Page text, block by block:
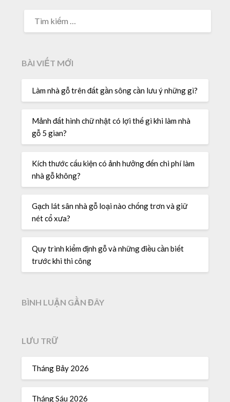
KIẾM
BÀI VIẾT MỚI
Làm nhà gỗ trên đất gần sông cần lưu ý những gì?
Mảnh đất hình chữ nhật có lợi thế gì khi làm nhà
gỗ 5 gian?
Kích thước cấu kiện có ảnh hưởng đến chi phí làm
nhà gỗ không?
Gạch lát sân nhà gỗ loại nào chống trơn và giữ
nét cổ xưa?
Quy trình kiểm định gỗ và những điều cần biết
trước khi thi công
BÌNH LUẬN GẦN ĐÂY
LƯU TRỮ
Tháng Bảy 2026
Tháng Sáu 2026